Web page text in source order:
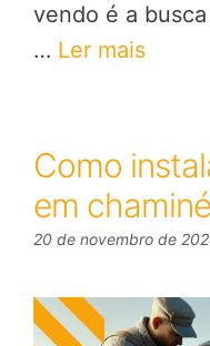
vendo é a
… Ler mais
Como
em
20 de novembro de